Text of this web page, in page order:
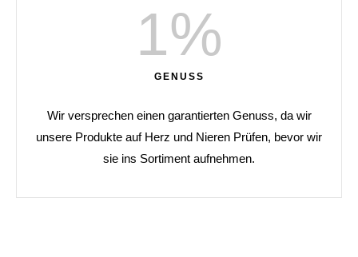
GENUSS
1%
Wir versprechen einen garantierten Genuss, da wir
unsere Produkte auf Herz und Nieren Prüfen, bevor wir
sie ins Sortiment aufnehmen.